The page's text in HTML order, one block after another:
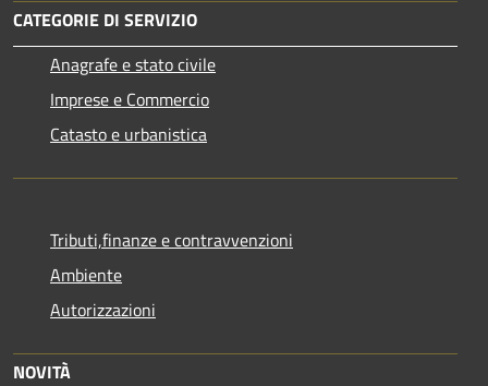
CATEGORIE DI SERVIZIO
Anagrafe e stato civile
Imprese e Commercio
Catasto e urbanistica
Tributi,finanze e contravvenzioni
Ambiente
Autorizzazioni
NOVITÀ